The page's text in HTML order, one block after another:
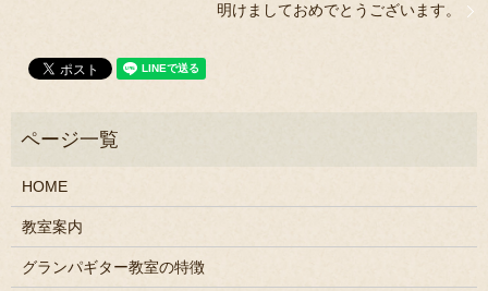
明けましておめでとうございます。
HOME
教室案内
グランパギター教室の特徴